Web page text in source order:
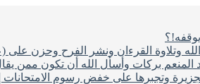
وتلاوة القرءان ونشر الفرح وحزن
بركات وأسأل الله أن تكون ممن
وتجبرها على خفض رسوم